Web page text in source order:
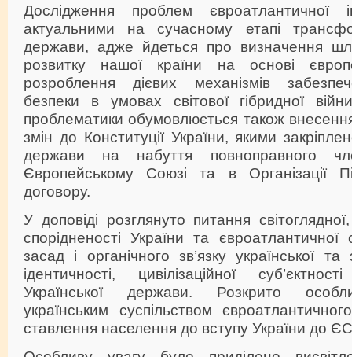
Дослідження проблем євроатлантичної
актуальними на сучасному етапі
держави, адже йдеться про визначення
розвитку нашої країни на основі
розроблення дієвих механізмів
безпеки в умовах світової гібридної
проблематики обумовлюється також
змін до Конституції України, якими
держави на набуття повноправного
Європейському Союзі та в Організації
договору.
У доповіді розглянуто питання
спорідненості України та євроатлантичної
засад і органічного зв’язку української та
ідентичності, цивілізаційної
Української держави. Розкрито
українським суспільством
ставлення населення до вступу України до